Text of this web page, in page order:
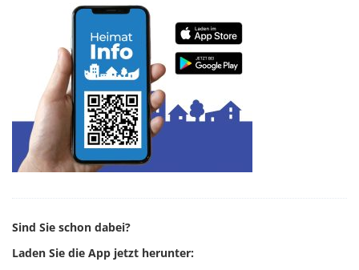
Sind Sie schon dabei?
Laden Sie die App jetzt herunter: